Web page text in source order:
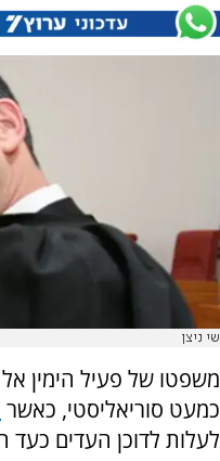
שי ניצן
משפטו של פעיל הימין
כמעט סוריאליסטי, כאשר
לעלות לדוכן העדים